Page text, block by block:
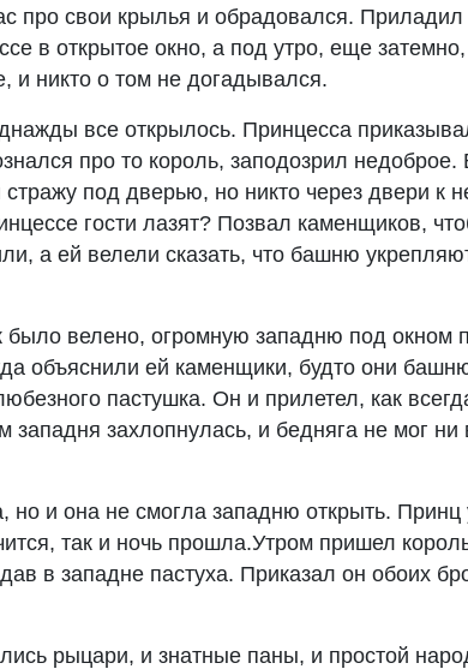
про свои крылья и обрадовался. Приладил
в открытое окно, а под утро, еще
и никто о том не догадывался.
все открылось. Принцесса
про то король, заподозрил
стражу под дверью, но никто через двери к
гости лазят? Позвал каменщиков,
а ей велели сказать, что башню
было велено, огромную западню под окном
объяснили ей каменщики, будто они
пастушка. Он и прилетел, как
западня захлопнулась, и бедняга не мог ни
но и она не смогла западню открыть. Принц
так и ночь прошла.Утром пришел
в западне пастуха. Приказал он обоих
рыцари, и знатные паны, и простой